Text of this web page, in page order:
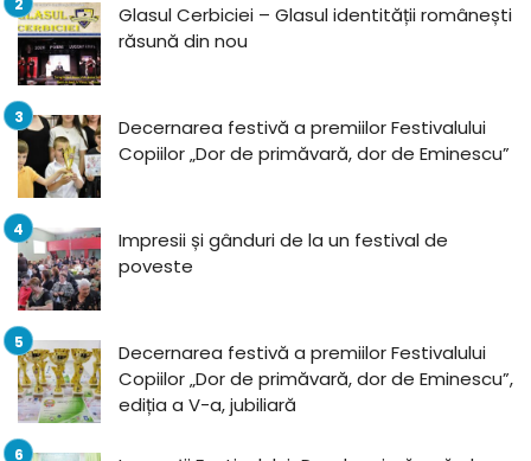
Glasul Cerbiciei – Glasul identității românești
răsună din nou
Decernarea festivă a premiilor Festivalului
Copiilor „Dor de primăvară, dor de Eminescu”
Impresii și gânduri de la un festival de
poveste
Decernarea festivă a premiilor Festivalului
Copiilor „Dor de primăvară, dor de Eminescu”,
ediția a V-a, jubiliară